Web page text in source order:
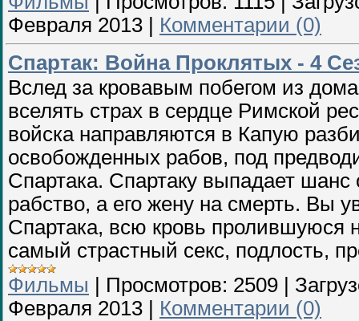
Февраля 2013 | Комментарии (0)
Спартак: Война Проклятых - 4
Вслед за кровавым побегом из
вселять страх в сердце Римской
войска направляются в Капую
освобожденных рабов, под
Спартака. Спартаку выпадает шанс
рабство, а его жену на смерть. Вы
Спартака, всю кровь пролившуюся
самый страстный секс, подлость,
Фильмы
Просмотров: 2509
Февраля 2013
Комментарии (0)